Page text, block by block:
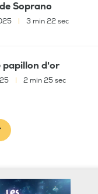
Soprano
3 min 22 sec
papillon d'or
2 min 25 sec